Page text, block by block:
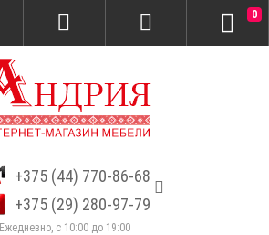
+375 (44) 770-86-68
+375 (29) 280-97-79
Ежедневно, с 10:00 до 19:00
0